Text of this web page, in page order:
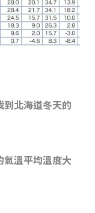
北海道冬天的
溫平均溫度大